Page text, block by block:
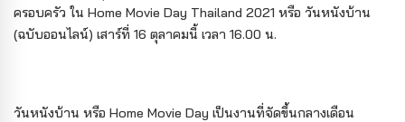
ครอบครัว ใน Home Movie Day Thailand 2021 หรือ วันหนังบ้าน
(ฉบับออนไลน์) เสาร์ที่ 16 ตุลาคมนี้ เวลา 16.00 น.
วันหนังบ้าน หรือ Home Movie Day เป็นงานที่จัดขึ้นกลางเดือน